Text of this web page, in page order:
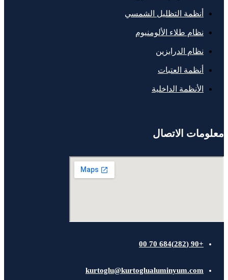
أنظمة التظليل الشمسي
نظام طلاء الألومنيوم
نظام الدرابزين
أنظمة العتبات
الأنظمة الداخلية
معلومات الاتصال
+90 (282)684 70 00
kurtoglu@kurtoglualuminyum.com